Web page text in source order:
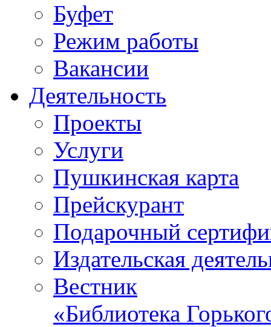
Буфет
Режим работы
Вакансии
Деятельность
Проекты
Услуги
Пушкинская карта
Прейскурант
Подарочный
Издательская
Вестник
«Библиотека